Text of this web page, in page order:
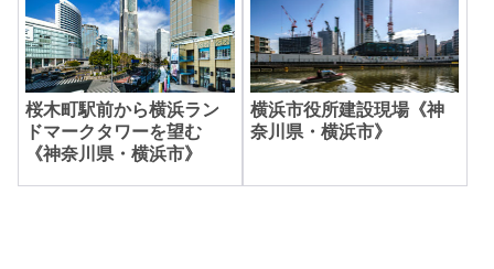
桜木町駅前から横浜ラン
ドマークタワーを望む
《神奈川県・横浜市》
横浜市役所建設現場《神
奈川県・横浜市》